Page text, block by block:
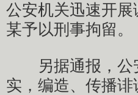
公安机关迅速开
某予以刑事拘留。
另据通报，公
实，编造、传播